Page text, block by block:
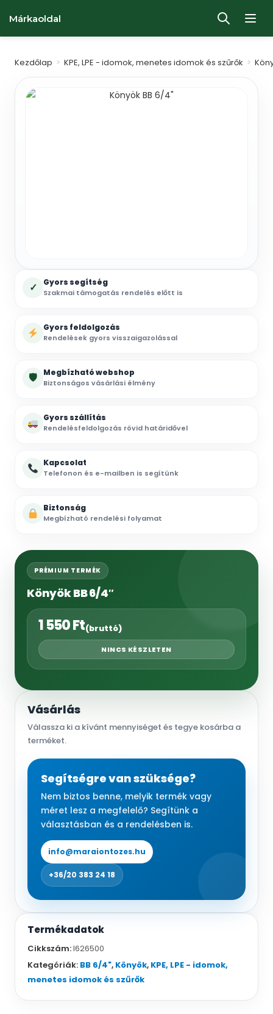
Márkaoldal
Kezdőlap > KPE, LPE - idomok, menetes idomok és szűrők >
✓ Gyors segítség
Szakmai támogatás rendelés előtt is
Gyors feldolgozás
Rendelések gyors visszaigazolással
🛡 Megbízható webshop
Biztonságos vásárlási élmény
Gyors szállítás
Rendelésfeldolgozás rövid határidővel
Kapcsolat
Telefonon és e-mailben is segítünk
Biztonság
Megbízható rendelési folyamat
PRÉMIUM TERMÉK
Könyök BB 6/4″
1 550Ft(bruttó)
NINCS KÉSZLETEN
Vásárlás
Válassza ki a kívánt mennyiséget és tegye kosárba a
terméket.
Segítségre van szüksége?
Nem biztos benne, melyik termék vagy
méret lesz a megfelelő? Segítünk a
választásban és a rendelésben is.
info@maraiontozes.hu
+36/20 383 24 18
Termékadatok
Cikkszám:I626500
Kategóriák: BB 6/4", Könyök, KPE, LPE - idomok,
menetes idomok és szűrők